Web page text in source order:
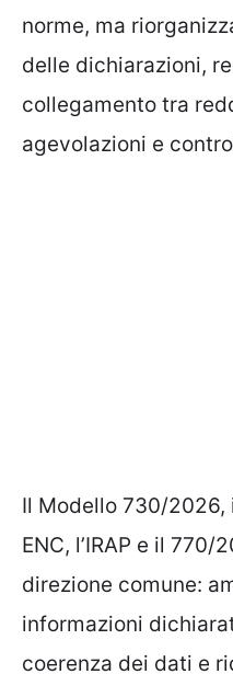
norme, ma
delle dichiarazioni,
collegamento tra
agevolazioni e
Il Modello 730/2026,
ENC, l’IRAP e il
direzione comune:
informazioni
coerenza dei dati e